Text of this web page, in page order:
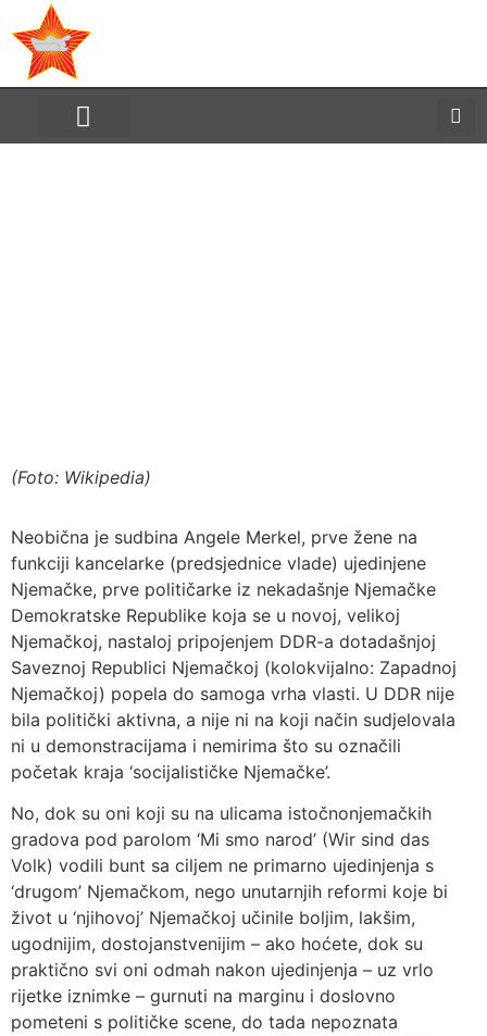
(Foto: Wikipedia)
Neobična je sudbina Angele Merkel, prve žene na
funkciji kancelarke (predsjednice vlade) ujedinjene
Njemačke, prve političarke iz nekadašnje Njemačke
Demokratske Republike koja se u novoj, velikoj
Njemačkoj, nastaloj pripojenjem DDR-a dotadašnjoj
Saveznoj Republici Njemačkoj (kolokvijalno: Zapadnoj
Njemačkoj) popela do samoga vrha vlasti. U DDR nije
bila politički aktivna, a nije ni na koji način sudjelovala
ni u demonstracijama i nemirima što su označili
početak kraja ‘socijalističke Njemačke’.
No, dok su oni koji su na ulicama istočnonjemačkih
gradova pod parolom ‘Mi smo narod’ (Wir sind das
Volk) vodili bunt sa ciljem ne primarno ujedinjenja s
‘drugom’ Njemačkom, nego unutarnjih reformi koje bi
život u ‘njihovoj’ Njemačkoj učinile boljim, lakšim,
ugodnijim, dostojanstvenijim – ako hoćete, dok su
praktično svi oni odmah nakon ujedinjenja – uz vrlo
rijetke iznimke – gurnuti na marginu i doslovno
pometeni s političke scene, do tada nepoznata